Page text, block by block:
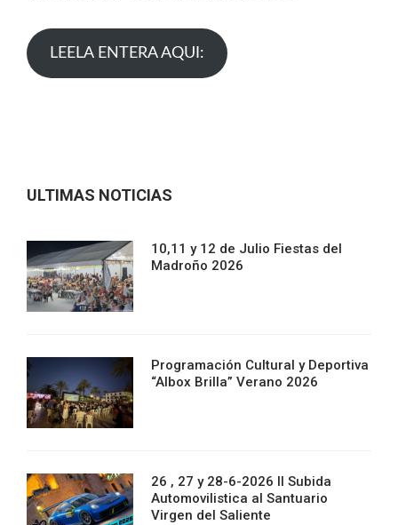
LEELA ENTERA AQUI:
ULTIMAS NOTICIAS
10,11 y 12 de Julio Fiestas del
Madroño 2026
Programación Cultural y Deportiva
“Albox Brilla” Verano 2026
26 , 27 y 28-6-2026 II Subida
Automovilistica al Santuario
Virgen del Saliente